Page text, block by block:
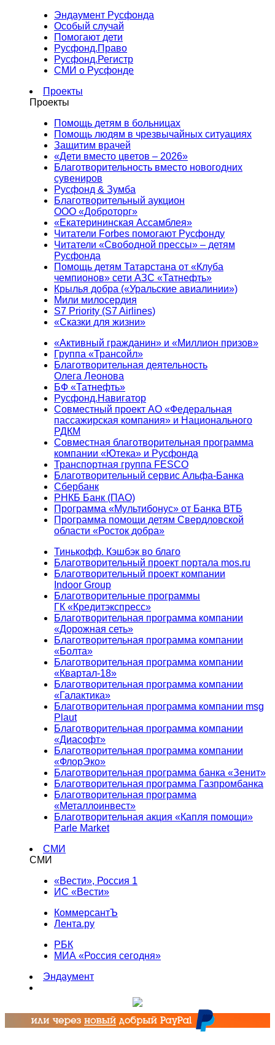
Эндаумент Русфонда
Особый случай
Помогают дети
Русфонд.Право
Русфонд.Регистр
СМИ о Русфонде
Проекты
Проекты
Помощь детям в больницах
Помощь людям в чрезвычайных ситуациях
Защитим врачей
«Дети вместо цветов – 2026»
Благотворительность вместо новогодних
сувениров
Русфонд & Зумба
Благотворительный аукцион
ООО «Доброторг»
«Екатерининская Ассамблея»
Читатели Forbes помогают Русфонду
Читатели «Свободной прессы» – детям
Русфонда
Помощь детям Татарстана от «Клуба
чемпионов» сети АЗС «Татнефть»
Крылья добра («Уральские авиалинии»)
Мили милосердия
S7 Priority (S7 Airlines)
«Сказки для жизни»
«Активный гражданин» и «Миллион призов»
Группа «Трансойл»
Благотворительная деятельность
Олега Леонова
БФ «Татнефть»
Русфонд.Навигатор
Совместный проект АО «Федеральная
пассажирская компания» и Национального
РДКМ
Совместная благотворительная программа
компании «Ютека» и Русфонда
Транспортная группа FESCO
Благотворительный сервис Альфа-Банка
Сбербанк
РНКБ Банк (ПАО)
Программа «Мультибонус» от Банка ВТБ
Программа помощи детям Свердловской
области «Росток добра»
Тинькофф. Кэшбэк во благо
Благотворительный проект портала mos.ru
Благотворительный проект компании
Indoor Group
Благотворительные программы
ГК «Кредитэкспресс»
Благотворительная программа компании
«Дорожная сеть»
Благотворительная программа компании
«Болта»
Благотворительная программа компании
«Квартал-18»
Благотворительная программа компании
«Галактика»
Благотворительная программа компании msg
Plaut
Благотворительная программа компании
«Диасофт»
Благотворительная программа компании
«ФлорЭко»
Благотворительная программа банка «Зенит»
Благотворительная программа Газпромбанка
Благотворительная программа
«Металлоинвест»
Благотворительная акция «Капля помощи»
Parle Market
СМИ
СМИ
«Вести», Россия 1
ИС «Вести»
КоммерсантЪ
Лента.ру
РБК
МИА «Россия сегодня»
Эндаумент